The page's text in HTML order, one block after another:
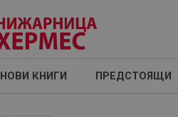
НОВИ КНИГИ ПРЕДСТОЯЩИ